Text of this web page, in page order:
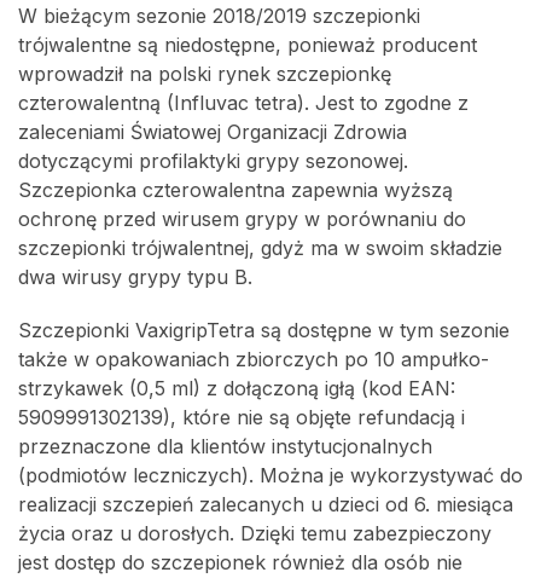
W bieżącym sezonie 2018/2019 szczepionki
trójwalentne są niedostępne, ponieważ producent
wprowadził na polski rynek szczepionkę
czterowalentną (Influvac tetra). Jest to zgodne z
zaleceniami Światowej Organizacji Zdrowia
dotyczącymi profilaktyki grypy sezonowej.
Szczepionka czterowalentna zapewnia wyższą
ochronę przed wirusem grypy w porównaniu do
szczepionki trójwalentnej, gdyż ma w swoim składzie
dwa wirusy grypy typu B.
Szczepionki VaxigripTetra są dostępne w tym sezonie
także w opakowaniach zbiorczych po 10 ampułko-
strzykawek (0,5 ml) z dołączoną igłą (kod EAN:
5909991302139), które nie są objęte refundacją i
przeznaczone dla klientów instytucjonalnych
(podmiotów leczniczych). Można je wykorzystywać do
realizacji szczepień zalecanych u dzieci od 6. miesiąca
życia oraz u dorosłych. Dzięki temu zabezpieczony
jest dostęp do szczepionek również dla osób nie